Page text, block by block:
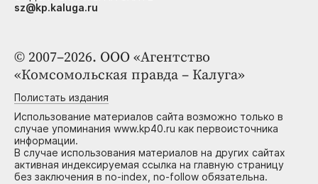
© 2007–2026. ООО «Агентство
«Комсомольская правда – Калуга»
Полистать издания
Использование материалов сайта возможно только в
случае упоминания www.kp40.ru как первоисточника
информации.
В случае использования материалов на других сайтах
активная индексируемая ссылка на главную страницу
без заключения в no-index, no-follow обязательна.
sz@kp.kaluga.ru